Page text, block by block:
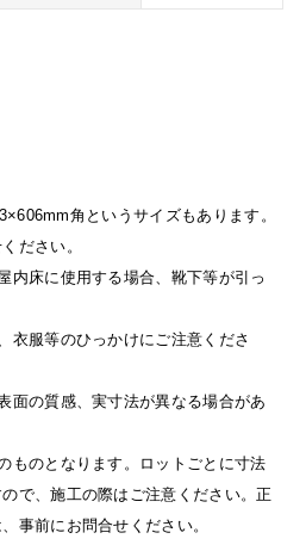
角というサイズもあります。
ださい。
内床に使用する場合、靴下等が引っ
衣服等のひっかけにご注意くださ
面の質感、実寸法が異なる場合があ
ものとなります。ロットごとに寸法
で、施工の際はご注意ください。正
事前にお問合せください。